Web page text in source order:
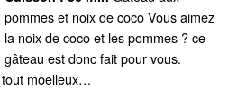
pommes et noix de coco Vous aimez
la noix de coco et les pommes ? ce
gâteau est donc fait pour vous.
tout moelleux…